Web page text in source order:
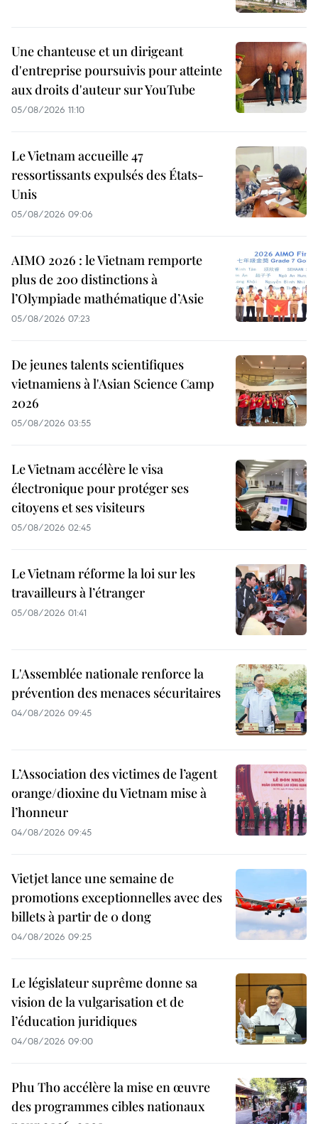
Une chanteuse et un dirigeant
d'entreprise poursuivis pour atteinte
aux droits d'auteur sur YouTube
05/08/2026 11:10
Le Vietnam accueille 47
ressortissants expulsés des États-
Unis
05/08/2026 09:06
AIMO 2026 : le Vietnam remporte
plus de 200 distinctions à
l’Olympiade mathématique d’Asie
05/08/2026 07:23
De jeunes talents scientifiques
vietnamiens à l'Asian Science Camp
2026
05/08/2026 03:55
Le Vietnam accélère le visa
électronique pour protéger ses
citoyens et ses visiteurs
05/08/2026 02:45
Le Vietnam réforme la loi sur les
travailleurs à l’étranger
05/08/2026 01:41
L'Assemblée nationale renforce la
prévention des menaces sécuritaires
04/08/2026 09:45
L’Association des victimes de l’agent
orange/dioxine du Vietnam mise à
l’honneur
04/08/2026 09:45
Vietjet lance une semaine de
promotions exceptionnelles avec des
billets à partir de 0 dong
04/08/2026 09:25
Le législateur suprême donne sa
vision de la vulgarisation et de
l’éducation juridiques
04/08/2026 09:00
Phu Tho accélère la mise en œuvre
des programmes cibles nationaux